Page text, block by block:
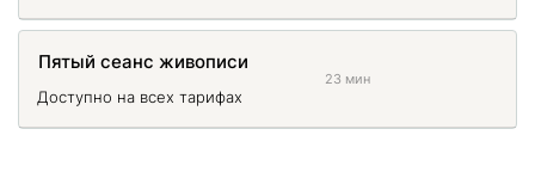
Пятый сеанс живописи
Доступно на всех тарифах
23 мин